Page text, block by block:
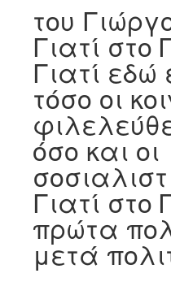
του
Γιατί στο
Γιατί εδώ
τόσο οι
όσο και οι
Γιατί στο
πρώτα
μετά